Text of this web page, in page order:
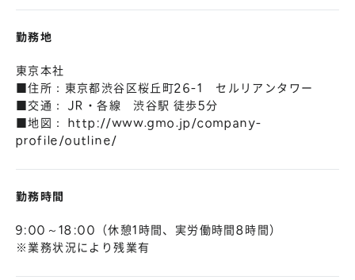
勤務地
東京本社
■住所：東京都渋谷区桜丘町26-1 セルリアンタワー
■交通： JR・各線 渋谷駅 徒歩5分
■地図： http://www.gmo.jp/company-
profile/outline/
勤務時間
9:00～18:00（休憩1時間、実労働時間8時間）
※業務状況により残業有